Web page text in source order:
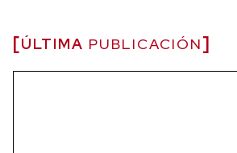
ÚLTIMA PUBLICACIÓN